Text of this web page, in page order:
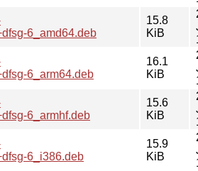
6_amd64.deb
15.8
KiB
6_arm64.deb
16.1
KiB
6_armhf.deb
15.6
KiB
6_i386.deb
15.9
KiB